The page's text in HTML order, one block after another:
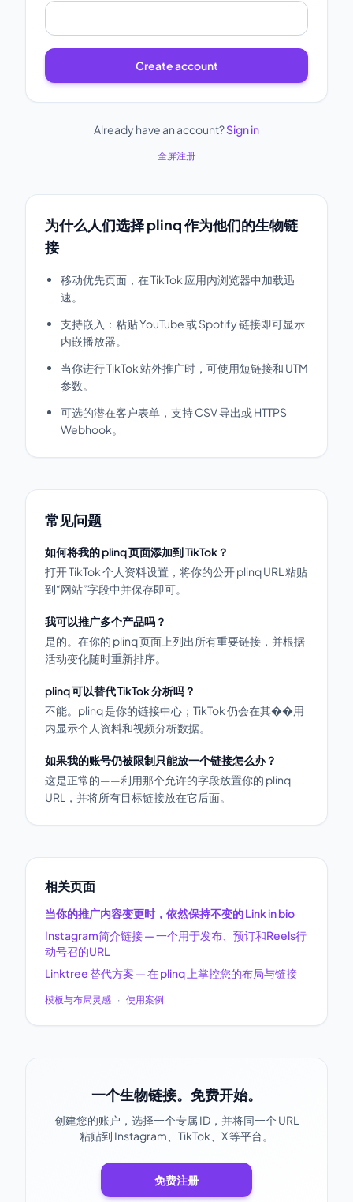
Create account
Already have an account?Sign in
全屏注册
为什么人们选择 plinq 作为他们的生物链
接
移动优先页面，在 TikTok 应用内浏览器中加载迅
速。
支持嵌入：粘贴 YouTube 或 Spotify 链接即可显示
内嵌播放器。
当你进行 TikTok 站外推广时，可使用短链接和 UTM
参数。
可选的潜在客户表单，支持 CSV 导出或 HTTPS
Webhook。
常见问题
如何将我的 plinq 页面添加到 TikTok？
打开 TikTok 个人资料设置，将你的公开 plinq URL 粘贴
到“网站”字段中并保存即可。
我可以推广多个产品吗？
是的。在你的 plinq 页面上列出所有重要链接，并根据
活动变化随时重新排序。
plinq 可以替代 TikTok 分析吗？
不能。plinq 是你的链接中心；TikTok 仍会在其��用
内显示个人资料和视频分析数据。
如果我的账号仍被限制只能放一个链接怎么办？
这是正常的——利用那个允许的字段放置你的 plinq
URL，并将所有目标链接放在它后面。
相关页面
当你的推广内容变更时，依然保持不变的 Link in bio
Instagram简介链接 — 一个用于发布、预订和Reels行
动号召的URL
Linktree 替代方案 — 在 plinq 上掌控您的布局与链接
模板与布局灵感 · 使用案例
一个生物链接。免费开始。
创建您的账户，选择一个专属 ID，并将同一个 URL
粘贴到 Instagram、TikTok、X 等平台。
免费注册